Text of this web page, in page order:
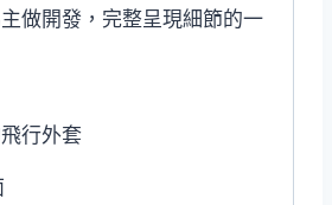
做開發，完整呈現細節的一
行外套